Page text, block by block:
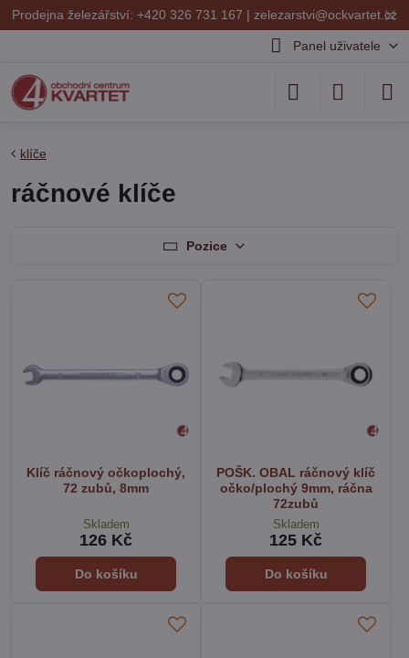
✕
Prodejna železářství: +420 326 731 167 | zelezarstvi@ockvartet.cz
Panel uživatele
klíče
ráčnové klíče
Pozice
Klíč ráčnový očkoplochý,
72 zubů, 8mm
Skladem
126 Kč
Do košíku
POŠK. OBAL ráčnový klíč
očko/plochý 9mm, ráčna
72zubů
Skladem
125 Kč
Do košíku